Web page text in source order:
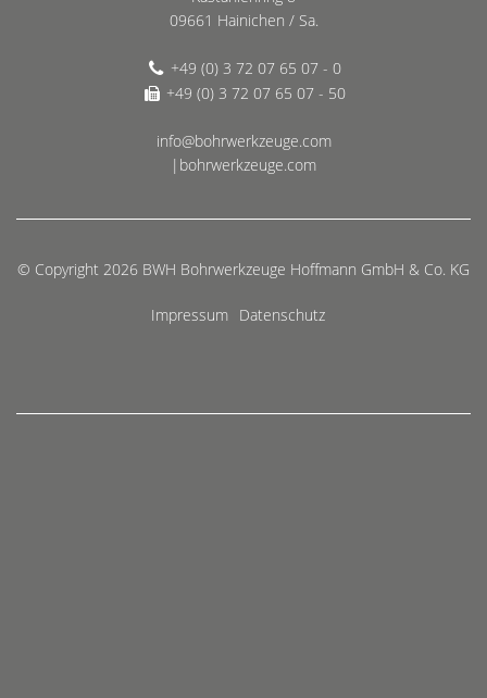
09661 Hainichen / Sa.
+49 (0) 3 72 07 65 07 - 0
+49 (0) 3 72 07 65 07 - 50
info@bohrwerkzeuge.com
|bohrwerkzeuge.com
© Copyright 2026 BWH Bohrwerkzeuge Hoffmann GmbH & Co. KG
Impressum Datenschutz